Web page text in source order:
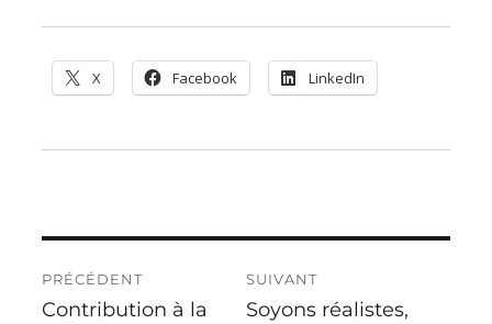
X Facebook LinkedIn
de
PRÉCÉDENT
Publication
Contribution à la
SUIVANT
Publication
Soyons réalistes,